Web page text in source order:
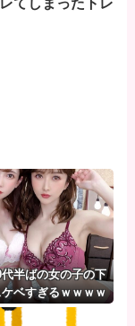
代半ばの女の子の下
ベすぎるｗｗｗｗ
ｗｗｗｗｗｗ❤